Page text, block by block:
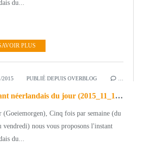
du...
PLUS
2015 PUBLIÉ DEPUIS OVERBLOG
L'instant néerlandais du jour (2015_11_16): het leven gaat door
(Goeiemorgen), Cinq fois par semaine (du
vendredi) nous vous proposons l'instant
du...